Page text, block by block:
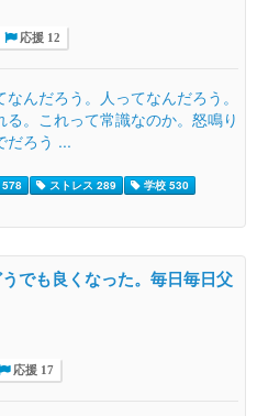
応援 12
んだろう。人ってなんだろう。
。これって常識なのか。怒鳴り
だろう ...
578 ストレス 289
学校 530
でも良くなった。毎日毎日父
応援 17